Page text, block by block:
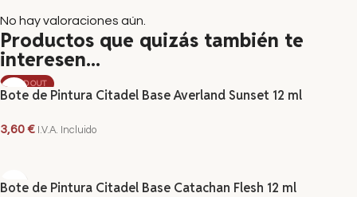
No hay valoraciones aún.
Productos que quizás también te
interesen...
SOLD OUT
Bote de Pintura Citadel Base Averland Sunset 12 ml
3,60€ I.V.A. Incluido
Bote de Pintura Citadel Base Catachan Flesh 12 ml